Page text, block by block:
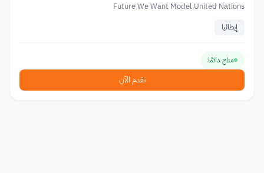
Future We Want Model United Nations
إيطاليا
متاح دائمًا
تقدم الآن